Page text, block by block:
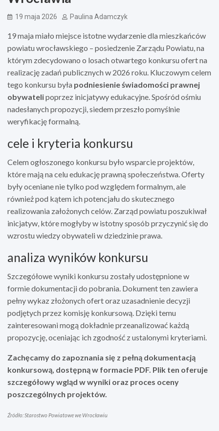
19 maja 2026 Paulina Adamczyk
19 maja miało miejsce istotne wydarzenie dla mieszkańców
powiatu wrocławskiego – posiedzenie Zarządu Powiatu, na
którym zdecydowano o losach otwartego konkursu ofert na
realizację zadań publicznych w 2026 roku. Kluczowym celem
tego konkursu była podniesienie świadomości prawnej
obywatelipoprzez inicjatywy edukacyjne. Spośród ośmiu
nadesłanych propozycji, siedem przeszło pomyślnie
weryfikację formalną.
cele i kryteria konkursu
Celem ogłoszonego konkursu było wsparcie projektów,
które mają na celu edukację prawną społeczeństwa. Oferty
były oceniane nie tylko pod względem formalnym, ale
również pod kątem ich potencjału do skutecznego
realizowania założonych celów. Zarząd powiatu poszukiwał
inicjatyw, które mogłyby w istotny sposób przyczynić się do
wzrostu wiedzy obywateli w dziedzinie prawa.
analiza wyników konkursu
Szczegółowe wyniki konkursu zostały udostępnione w
formie dokumentacji do pobrania. Dokument ten zawiera
pełny wykaz złożonych ofert oraz uzasadnienie decyzji
podjętych przez komisję konkursową. Dzięki temu
zainteresowani mogą dokładnie przeanalizować każdą
propozycję, oceniając ich zgodność z ustalonymi kryteriami.
Zachęcamy do zapoznania się z pełną dokumentacją
konkursową, dostępną w formacie PDF. Plik ten oferuje
szczegółowy wgląd w wyniki oraz proces oceny
poszczególnych projektów.
Źródło: Starostwo Powiatowe we Wrocławiu